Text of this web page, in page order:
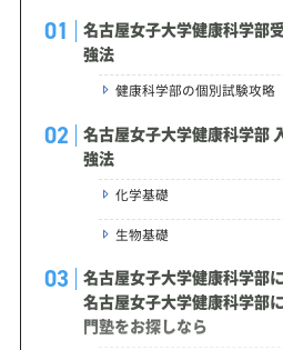
名古屋女子大学健康科学部
強法
健康科学部の個別試験攻略
名古屋女子大学健康科学部
強法
化学基礎
生物基礎
名古屋女子大学健康科学部
名古屋女子大学健康科学部
門塾をお探しなら